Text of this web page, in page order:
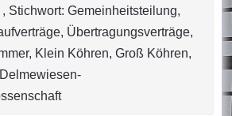
Stichwort: Gemeinheitsteilung,
Übertragungsverträge,
Klein Köhren, Groß Köhren,